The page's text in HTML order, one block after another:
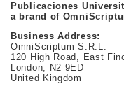
Publicaciones
a brand of
Business Address:
OmniScriptum S.R.L.
120 High Road, East
London, N2 9ED
United Kingdom